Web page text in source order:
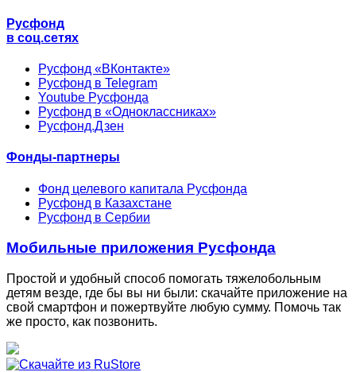
Русфонд
в соц.сетях
Русфонд «ВКонтакте»
Русфонд в Telegram
Youtube Русфонда
Русфонд в «Одноклассниках»
Русфонд.Дзен
Фонды-партнеры
Фонд целевого капитала Русфонда
Русфонд в Казахстане
Русфонд в Сербии
Мобильные приложения Русфонда
Простой и удобный способ помогать тяжелобольным
детям везде, где бы вы ни были: скачайте приложение на
свой смартфон и пожертвуйте любую сумму. Помочь так
же просто, как позвонить.